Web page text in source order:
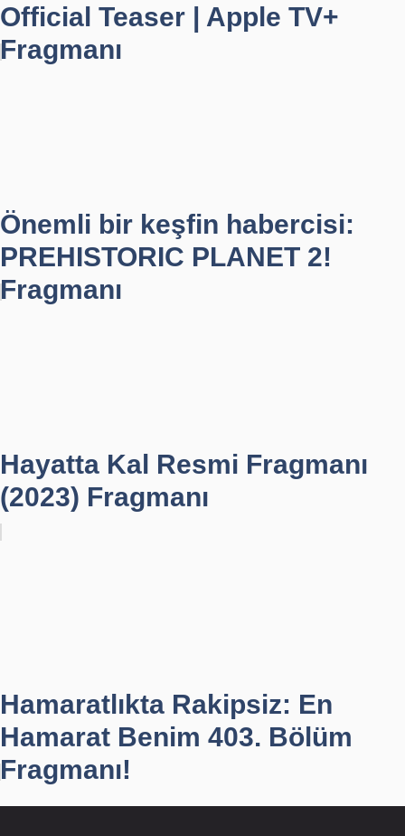
Official Teaser | Apple TV+
Fragmanı
Önemli bir keşfin habercisi:
PREHISTORIC PLANET 2!
Fragmanı
Hayatta Kal Resmi Fragmanı
(2023) Fragmanı
Hamaratlıkta Rakipsiz: En
Hamarat Benim 403. Bölüm
Fragmanı!